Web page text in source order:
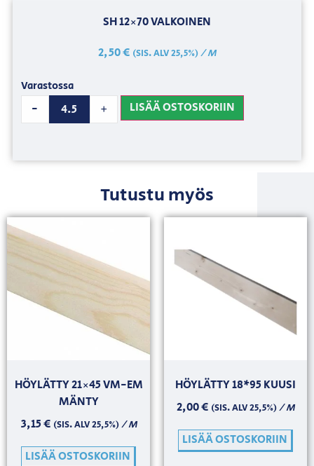
SH 12×70 VALKOINEN
2,50€ (SIS. ALV 25,5%)/ M
Varastossa
- + LISÄÄ OSTOSKORIIN
Tutustu myös
HÖYLÄTTY 21×45 VM-EM
MÄNTY
3,15€ (SIS. ALV 25,5%)/ M
LISÄÄ OSTOSKORIIN
HÖYLÄTTY 18*95 KUUSI
2,00€ (SIS. ALV 25,5%)/ M
LISÄÄ OSTOSKORIIN